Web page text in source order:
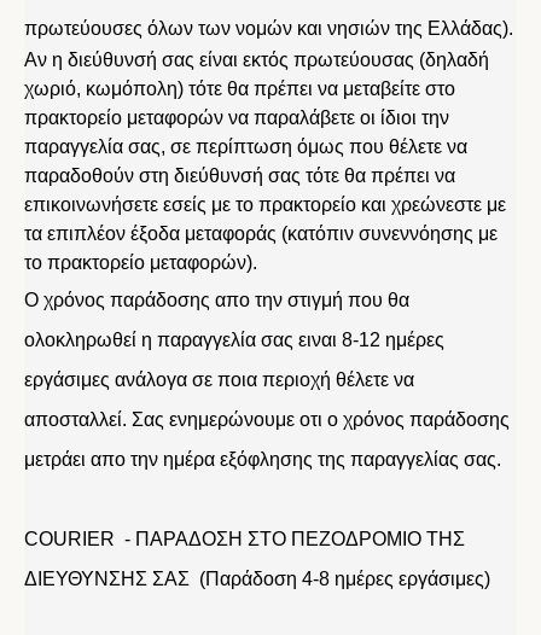
πρωτεύουσες όλων των νομών και νησιών της Ελλάδας).
Αν η διεύθυνσή σας είναι εκτός πρωτεύουσας (δηλαδή
χωριό, κωμόπολη) τότε θα πρέπει να μεταβείτε στο
πρακτορείο μεταφορών να παραλάβετε οι ίδιοι την
παραγγελία σας, σε περίπτωση όμως που θέλετε να
παραδοθούν στη διεύθυνσή σας τότε θα πρέπει να
επικοινωνήσετε εσείς με το πρακτορείο και χρεώνεστε με
τα επιπλέον έξοδα μεταφοράς (κατόπιν συνεννόησης με
το πρακτορείο μεταφορών).
Ο χρόνος παράδοσης απο την στιγμή που θα
ολοκληρωθεί η παραγγελία σας ειναι 8-12 ημέρες
εργάσιμες ανάλογα σε ποια περιοχή θέλετε να
αποσταλλεί. Σας ενημερώνουμε οτι ο χρόνος παράδοσης
μετράει απο την ημέρα εξόφλησης της παραγγελίας σας.
COURIER - ΠΑΡΑΔΟΣΗ ΣΤΟ ΠΕΖΟΔΡΟΜΙΟ ΤΗΣ
ΔΙΕΥΘΥΝΣΗΣ ΣΑΣ (Παράδοση 4-8 ημέρες εργάσιμες)